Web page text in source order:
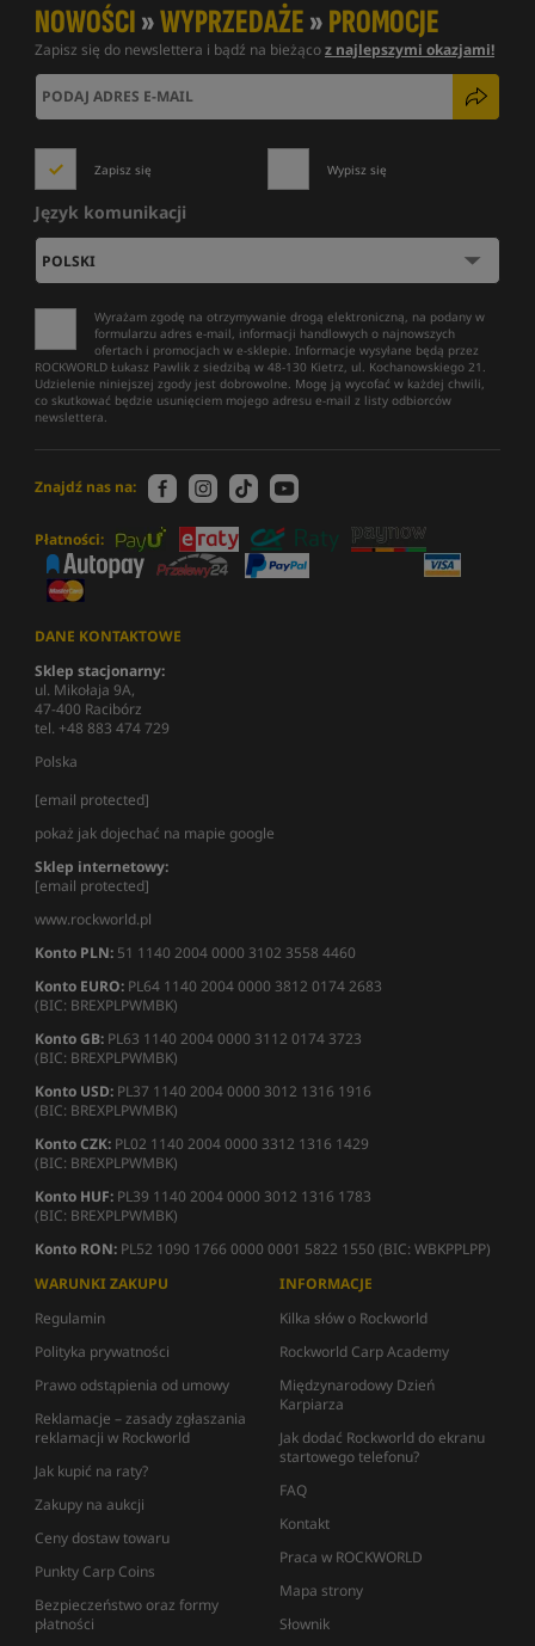
NOWOŚCI»WYPRZEDAŻE»PROMOCJE
Zapisz się do newslettera i bądź na bieżącoz najlepszymi okazjami!
Zapisz się Wypisz się
Język komunikacji
Wyrażam zgodę na otrzymywanie drogą elektroniczną, na podany w
formularzu adres e-mail, informacji handlowych o najnowszych
ofertach i promocjach w e-sklepie. Informacje wysyłane będą przez
ROCKWORLD Łukasz Pawlik z siedzibą w 48-130 Kietrz, ul. Kochanowskiego 21.
Udzielenie niniejszej zgody jest dobrowolne. Mogę ją wycofać w każdej chwili,
co skutkować będzie usunięciem mojego adresu e-mail z listy odbiorców
newslettera.
Znajdź nas na:
Płatności:
DANE KONTAKTOWE
Sklep stacjonarny:
ul. Mikołaja 9A,
47-400 Racibórz
tel. +48 883 474 729
Polska
[email protected]
pokaż jak dojechać na mapie google
Sklep internetowy:
[email protected]
www.rockworld.pl
Konto PLN: 51 1140 2004 0000 3102 3558 4460
Konto EURO: PL64 1140 2004 0000 3812 0174 2683
(BIC: BREXPLPWMBK)
Konto GB: PL63 1140 2004 0000 3112 0174 3723
(BIC: BREXPLPWMBK)
Konto USD: PL37 1140 2004 0000 3012 1316 1916
(BIC: BREXPLPWMBK)
Konto CZK: PL02 1140 2004 0000 3312 1316 1429
(BIC: BREXPLPWMBK)
Konto HUF: PL39 1140 2004 0000 3012 1316 1783
(BIC: BREXPLPWMBK)
Konto RON: PL52 1090 1766 0000 0001 5822 1550 (BIC: WBKPPLPP)
WARUNKI ZAKUPU
Regulamin
Polityka prywatności
Prawo odstąpienia od umowy
Reklamacje – zasady zgłaszania
reklamacji w Rockworld
Jak kupić na raty?
Zakupy na aukcji
Ceny dostaw towaru
Punkty Carp Coins
Bezpieczeństwo oraz formy
płatności
INFORMACJE
Kilka słów o Rockworld
Rockworld Carp Academy
Międzynarodowy Dzień
Karpiarza
Jak dodać Rockworld do ekranu
startowego telefonu?
FAQ
Kontakt
Praca w ROCKWORLD
Mapa strony
Słownik